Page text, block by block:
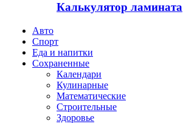
Калькулятор ламината
Авто
Спорт
Еда и напитки
Сохраненные
Календари
Кулинарные
Математические
Строительные
Здоровье